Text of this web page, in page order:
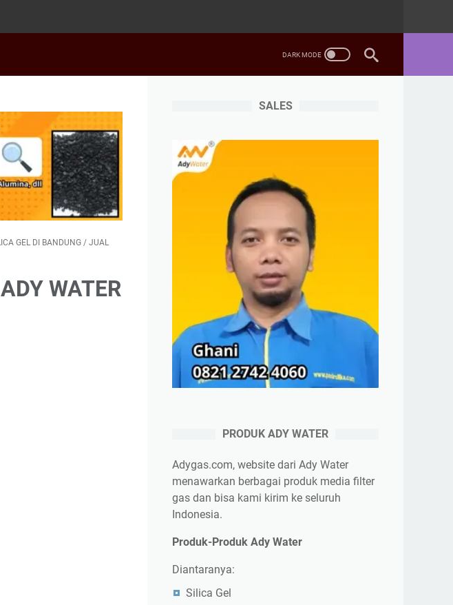
GEL DI BANDUNG / JUAL
WATER
SALES
PRODUK ADY WATER
Adygas.com, website dari Ady Water
menawarkan berbagai produk media filter
gas dan bisa kami kirim ke seluruh
Indonesia.
Produk-Produk Ady Water
Diantaranya:
Silica Gel